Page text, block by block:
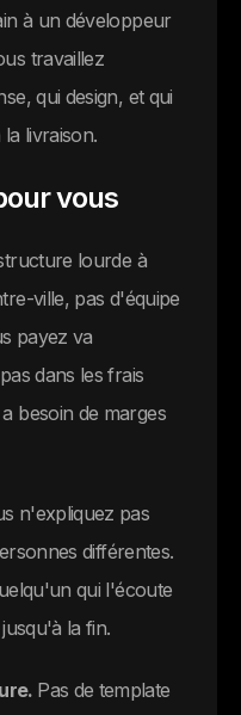
à un développeur
travaillez
qui design, et qui
livraison.
vous
lourde à
ville, pas d'équipe
payez va
dans les frais
besoin de marges
n'expliquez pas
différentes.
qui l'écoute
la fin.
Pas de template